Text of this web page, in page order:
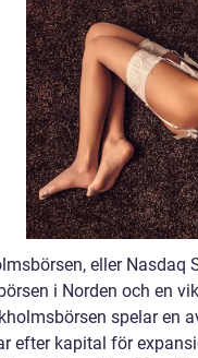
eller Nasdaq
i Norden och en
spelar en
efter kapital för